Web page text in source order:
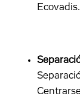
Ecovadis.